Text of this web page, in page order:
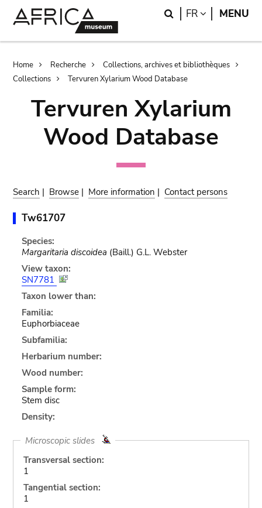
Search
FR LANGUAGE
MENU
Breadcrumb
Home Recherche
Collections, archives et bibliothèques
Collections
Tervuren Xylarium Wood Database
Tervuren Xylarium
Wood Database
Search | Browse | More information | Contact persons
Tw61707
Species:
Margaritaria discoidea (Baill.) G.L. Webster
View taxon:
SN7781
Taxon lower than:
Familia:
Euphorbiaceae
Subfamilia:
Herbarium number:
Wood number:
Sample form:
Stem disc
Density:
Microscopic slides
Transversal section:
1
Tangential section:
1